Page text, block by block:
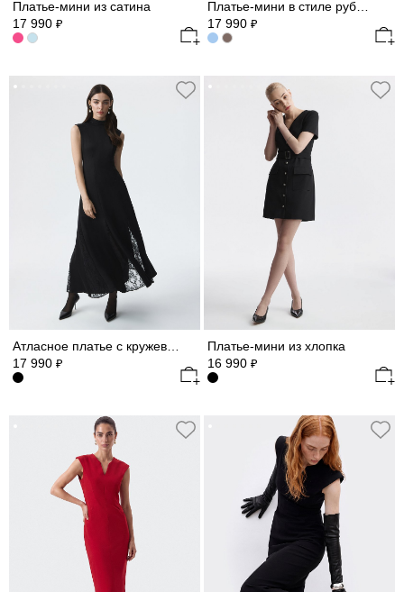
Платье-мини из сатина
17 990 ₽
17 990 ₽
Атласное платье с кружевными вставками
17 990 ₽
Платье-мини из хлопка
16 990 ₽